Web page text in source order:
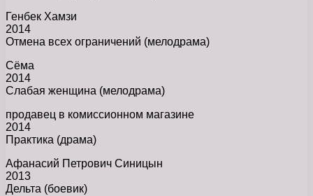
Генбек Хамзи
2014
Отмена всех ограничений (мелодрама)
Сёма
2014
Слабая женщина (мелодрама)
продавец в комиссионном магазине
2014
Практика (драма)
Афанасий Петрович Синицын
2013
Дельта (боевик)